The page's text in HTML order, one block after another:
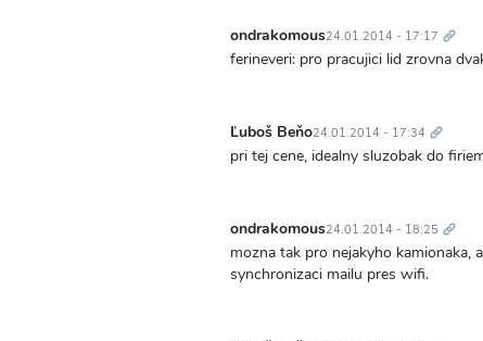
ondrakomous24.01.2014 - 17:17 odkaz
ferineveri: pro pracujici lid zrovna
Ľuboš Beňo24.01.2014 - 17:34 odkaz
pri tej cene, idealny sluzobak do
ondrakomous24.01.2014 - 18:25 odkaz
mozna tak pro nejakyho kamionaka,
synchronizaci mailu pres wifi.